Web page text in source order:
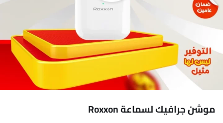
موشن جرافيك لسماعة Roxxon